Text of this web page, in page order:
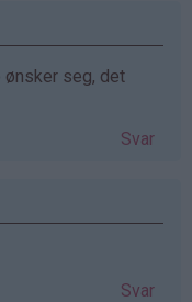
ønsker seg, det
Svar
Svar